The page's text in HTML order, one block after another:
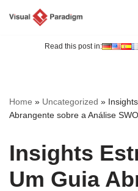
Read this post in:
Home » Uncategorized »
Abrangente sobre a Análise
Insights
Um Guia